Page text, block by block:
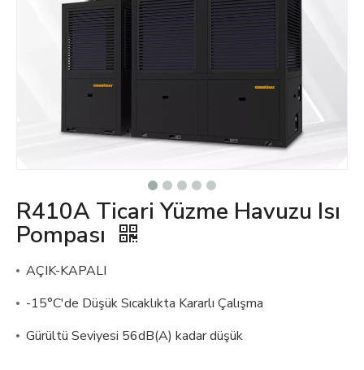
R410A Ticari Yüzme Havuzu Isı
Pompası
AÇIK-KAPALI
-15°C'de Düşük Sıcaklıkta Kararlı Çalışma
Gürültü Seviyesi 56dB(A) kadar düşük